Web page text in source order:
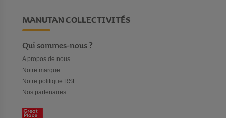
MANUTAN COLLECTIVITÉS
Qui sommes-nous ?
A propos de nous
Notre marque
Notre politique RSE
Nos partenaires